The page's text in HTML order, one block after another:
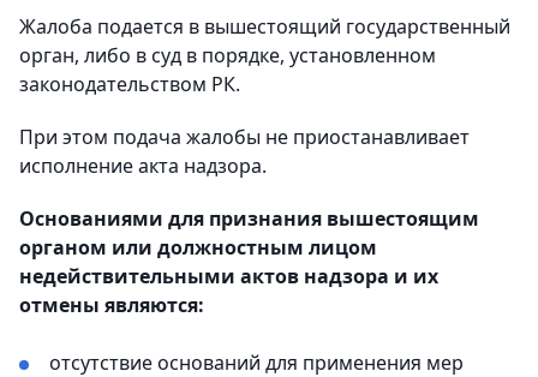
Жалоба подается в вышестоящий государственный
орган, либо в суд в порядке, установленном
законодательством РК.
При этом подача жалобы не приостанавливает
исполнение акта надзора.
Основаниями для признания вышестоящим
органом или должностным лицом
недействительными актов надзора и их
отмены являются:
отсутствие оснований для применения мер